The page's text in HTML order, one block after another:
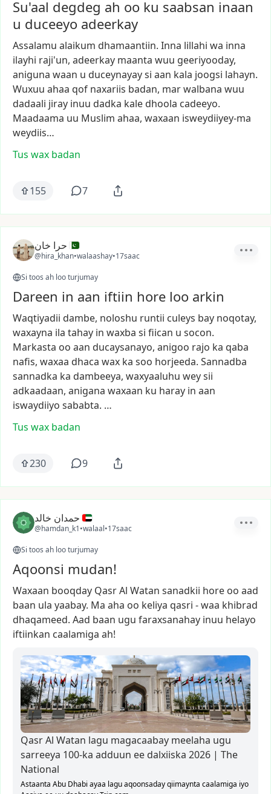
Su'aal degdeg ah oo ku saabsan inaan
u duceeyo adeerkay
Assalamu alaikum dhamaantiin. Inna lillahi wa inna
ilayhi raji'un, adeerkay maanta wuu geeriyooday,
aniguna waan u duceynayaysi aan kala joogsi lahayn.
Wuxuu ahaa qof naxariis badan, marwalbana wuu
dadaali jiray inuu dadka kale dhoola cadeeyo.
Maadaama uu Muslim ahaa, waxaan isweydiiyey-ma
weydiis…
Tus wax badan
155 7
حرا خان
@hira_khan•walaashay•17saac
Si toos ah loo turjumay
Dareen in aan iftiin hore loo arkin
Waqtiyadii dambe, noloshu runtii culeys bay noqotay,
waxayna ila tahay in waxba si fiican u socon.
Markasta oo aan ducaysanayo, anigoo rajo ka qaba
nafis, waxaa dhaca wax ka soo horjeeda. Sannadba
sannadka ka dambeeya, waxyaaluhu weysii
adkaadaan, anigana waxaan ku haray in aan
iswaydiiyo sababta. …
Tus wax badan
230 9
حمدان خالد
@hamdan_k1•walaal•17saac
Si toos ah loo turjumay
Aqoonsi mudan!
Waxaan booqday QasrAl Watan sanadkii hore oo aad
baan ula yaabay. Ma aha oo keliya qasri -waa khibrad
dhaqameed. Aad baan ugu faraxsanahay inuu helayo
iftiinkan caalamiga ah!
Qasr Al Watan lagu magacaabay meelaha ugu
sarreeya 100-ka adduun ee dalxiiska 2026 | The
National
Astaanta Abu Dhabi ayaa lagu aqoonsaday qiimaynta caalamiga iyo